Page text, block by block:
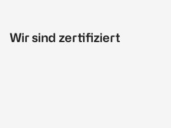
Wir sind zertifiziert